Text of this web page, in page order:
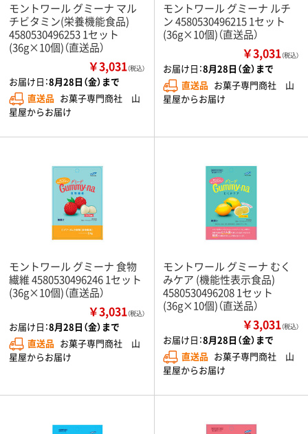
モントワール グミーナ マル
チビタミン(栄養機能食品)
4580530496253 1セット
(36g×10個)（直送品）
￥3,031（税込）
お届け日：8月28日（金）まで
直送品 お菓子専門商社 山
星屋からお届け
モントワール グミーナ ルチ
ン 4580530496215 1セット
(36g×10個)（直送品）
￥3,031（税込）
お届け日：8月28日（金）まで
直送品 お菓子専門商社 山
星屋からお届け
モントワール グミーナ 食物
繊維 4580530496246 1セット
(36g×10個)（直送品）
￥3,031（税込）
お届け日：8月28日（金）まで
直送品 お菓子専門商社 山
星屋からお届け
モントワール グミーナ むく
みケア (機能性表示食品)
4580530496208 1セット
(36g×10個)（直送品）
￥3,031（税込）
お届け日：8月28日（金）まで
直送品 お菓子専門商社 山
星屋からお届け